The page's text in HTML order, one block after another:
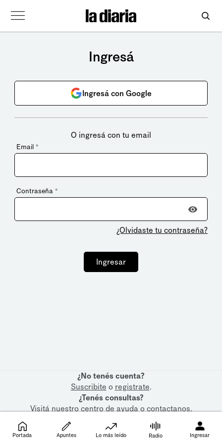
Ingresá
Ingresá con Google
O ingresá con tu email
Email *
Contraseña *
¿Olvidaste tu contraseña?
Ingresar
¿No tenés cuenta?
Suscribite o registrate.
¿Tenés consultas?
Visitá nuestrocentro de ayudaocontactanos.
Portada Apuntes Lo más leído Radio Ingresar